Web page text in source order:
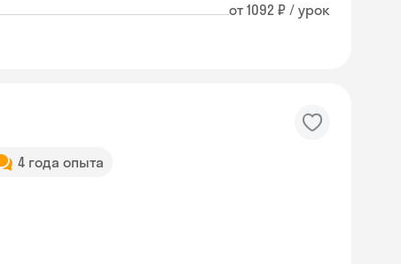
от 1092 ₽ / урок
4 года опыта